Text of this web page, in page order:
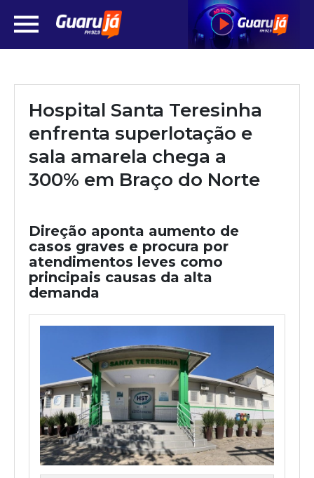
Hospital Santa Teresinha
enfrenta superlotação e
sala amarela chega a
300% em Braço do Norte
Direção aponta aumento de
casos graves e procura por
atendimentos leves como
principais causas da alta
demanda